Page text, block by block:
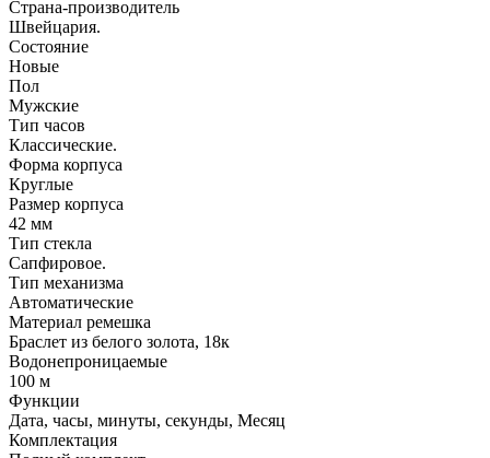
Страна-производитель
Швейцария.
Состояние
Новые
Пол
Мужские
Тип часов
Классические.
Форма корпуса
Круглые
Размер корпуса
42 мм
Тип стекла
Сапфировое.
Тип механизма
Автоматические
Материал ремешка
Браслет из белого золота, 18к
Водонепроницаемые
100 м
Функции
Дата, часы, минуты, секунды, Месяц
Комплектация